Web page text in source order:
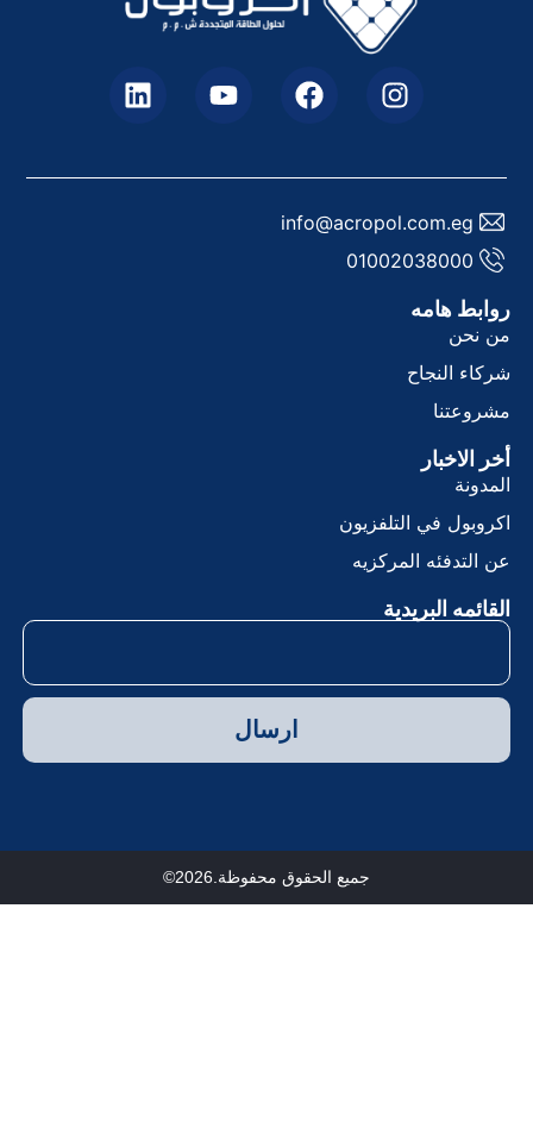
info@acropol.com.eg
01002038000
هامه
نحن
النجاح
الاخبار
في التلفزيون
التدفئه المركزيه
البريدية
ارسال
جميع الحقوق محفوظة.2026©